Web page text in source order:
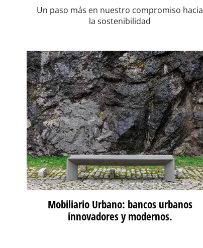
Un paso más en nuestro compromiso hacia
la sostenibilidad
Mobiliario Urbano: bancos urbanos
innovadores y modernos.